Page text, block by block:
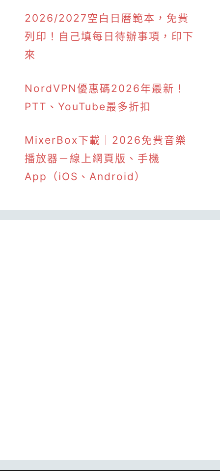
2026/2027空白日曆範本，免費
列印！自己填每日待辦事項，印下
來
NordVPN優惠碼2026年最新！
PTT、YouTube最多折扣
MixerBox下載｜2026免費音樂
播放器－線上網頁版、手機
App（iOS、Android）